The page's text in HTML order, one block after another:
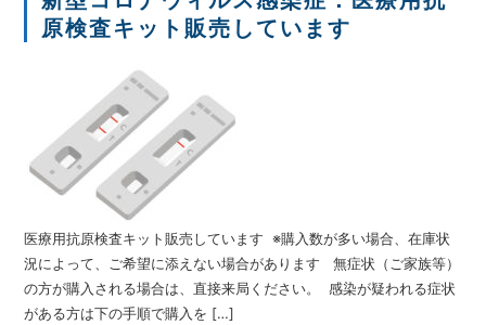
原検査キット販売しています
医療用抗原検査キット販売しています ※購入数が多い場合、在庫状
況によって、ご希望に添えない場合があります 無症状（ご家族等）
の方が購入される場合は、直接来局ください。 感染が疑われる症状
がある方は下の手順で購入を […]